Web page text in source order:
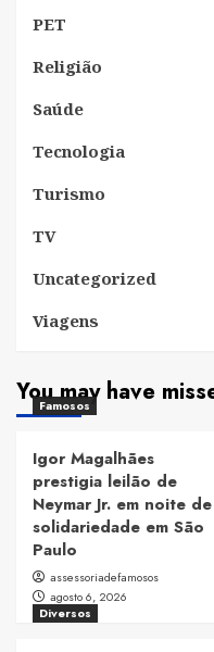
PET
Religião
Saúde
Tecnologia
Turismo
TV
Uncategorized
Viagens
You may have
Famosos
Igor Magalhães
prestigia leilão de
Neymar Jr. em noite de
solidariedade em São
Paulo
assessoriadefamosos
agosto 6, 2026
Diversos